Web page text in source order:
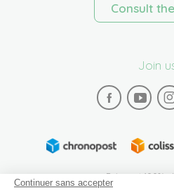
Consult
Join
Paiement 100%
Continuer sans accepter